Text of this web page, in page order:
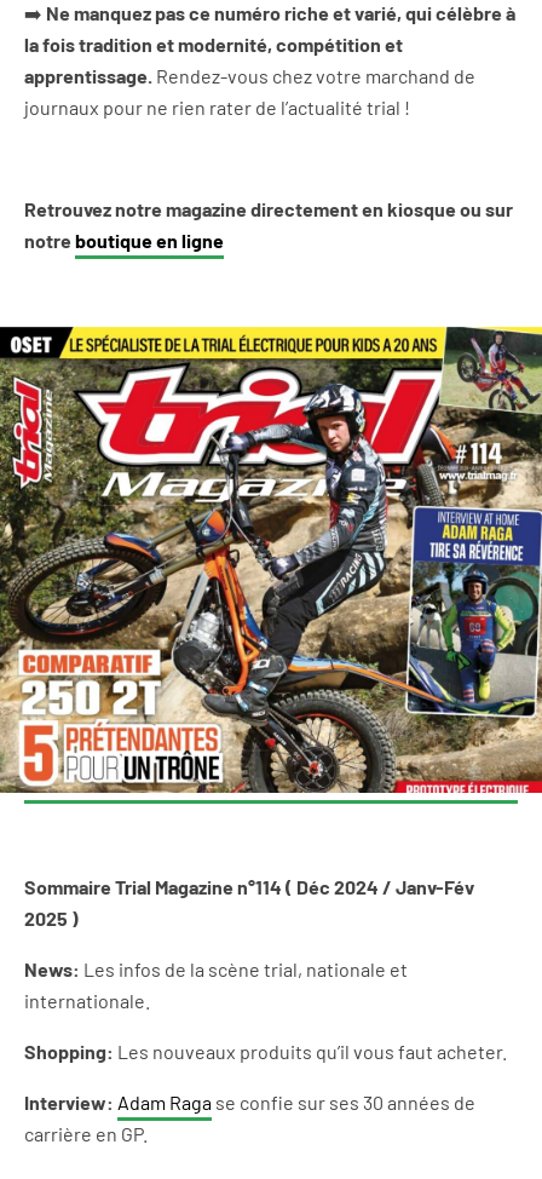
➡️ Ne manquez pas ce numéro riche et varié, qui célèbre à
la fois tradition et modernité, compétition et
apprentissage. Rendez-vous chez votre marchand de
journaux pour ne rien rater de l’actualité trial !
Retrouvez notre magazine directement en kiosque ou sur
notre boutique en ligne
Sommaire Trial Magazine n°114 ( Déc 2024 / Janv-Fév
2025 )
News: Les infos de la scène trial, nationale et
internationale.
Shopping: Les nouveaux produits qu’il vous faut acheter.
Interview: Adam Raga se confie sur ses 30 années de
carrière en GP.